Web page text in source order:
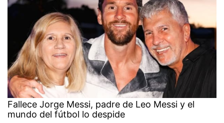
Fallece Jorge Messi, padre de Leo Messi y el
mundo del fútbol lo despide